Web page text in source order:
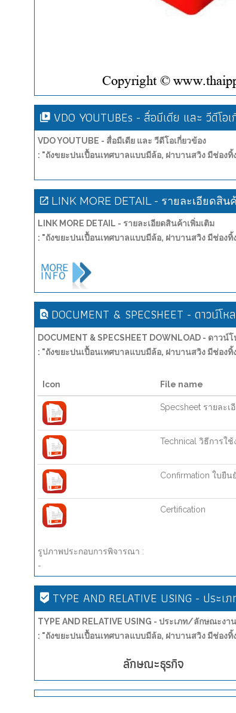
VDO YOUTUBEs - สื่อมีเดีย และ วีดีโอ
VDO YOUTUBE - สื่อมีเดีย และ วีดีโอเกี่ยวข้อง
: "ถังขยะปนเปื้อนเทศบาลแบบมีล้อ, ฝาบานสวิง มีช่องทิ้
LINK MORE DETAIL - รายละเอียดสิน
LINK MORE DETAIL - รายละเอียดสินค้าเพิ่มเติม
: "ถังขยะปนเปื้อนเทศบาลแบบมีล้อ, ฝาบานสวิง มีช่องทิ้
DOCUMENT & SPECSHEET - ดาวน์โห
DOCUMENT & SPECSHEET DOWNLOAD - ดาวน์
: "ถังขยะปนเปื้อนเทศบาลแบบมีล้อ, ฝาบานสวิง มีช่องทิ้
Icon File name
Specsheet รายละเ
Technical วิธีการใช้
Confirmation ใบยื
Certification
รูปภาพประกอบการพิจารณา :
-
TYPE AND RELATIVE USING - ปร
TYPE AND RELATIVE USING - ประเภท/ลักษณะ
: "ถังขยะปนเปื้อนเทศบาลแบบมีล้อ, ฝาบานสวิง มีช่องทิ้
ลักษณะธุรกิจ